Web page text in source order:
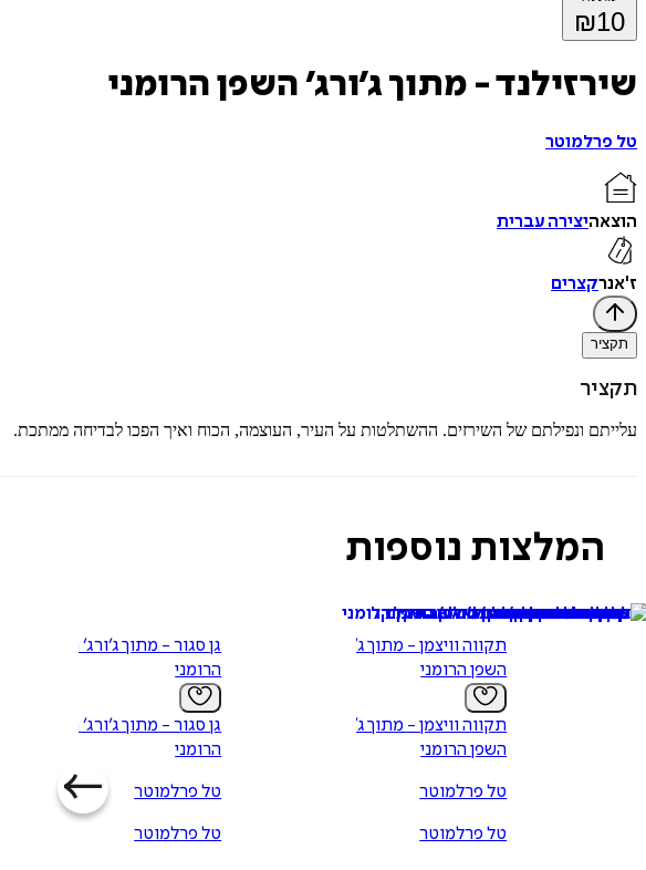
₪10
שירזילנד - מתוך ג׳ורג׳ השפן הרומני
טל פרלמוטר
הוצאהיצירה עברית
ז'אנרקצרים
תקציר
תקציר
עלייתם ונפילתם של השירזים. ההשתלטות על העיר, העוצמה, הכוח ואיך הפכו לבדיחה ממתכת.
המלצות נוספות
תקווה וויצמן - מתוך ג׳ורג׳
השפן הרומני
תקווה וויצמן - מתוך ג׳ורג׳
השפן הרומני
טל פרלמוטר
טל פרלמוטר
גן סגור - מתוך ג׳ורג׳ השפן
הרומני
גן סגור - מתוך ג׳ורג׳ השפן
הרומני
טל פרלמוטר
טל פרלמוטר